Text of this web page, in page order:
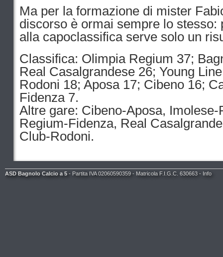
Ma per la formazione di mister
discorso è ormai sempre lo stesso:
alla capoclassifica serve solo un
Classifica: Olimpia Regium 37;
Real Casalgrandese 26; Young
Rodoni 18; Aposa 17; Cibeno 16;
Fidenza 7.
Altre gare: Cibeno-Aposa,
Regium-Fidenza, Real
Club-Rodoni.
ASD Bagnolo Calcio a 5 - Partita IVA 02060590359 - Matricola F.I.G.C. 630663 - Info